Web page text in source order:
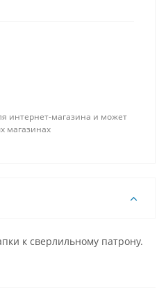
интернет-магазина и может
магазинах
к сверлильному патрону.